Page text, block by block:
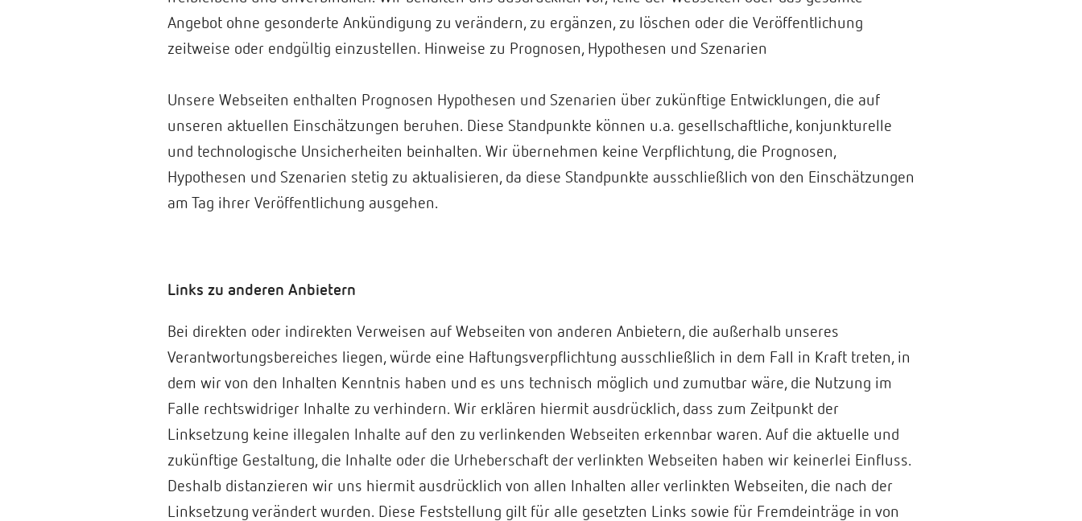
Angebot ohne gesonderte Ankündigung zu verändern, zu ergänzen, zu löschen oder die Veröffentlichung
zeitweise oder endgültig einzustellen. Hinweise zu Prognosen, Hypothesen und Szenarien
Unsere Webseiten enthalten Prognosen Hypothesen und Szenarien über zukünftige Entwicklungen, die auf
unseren aktuellen Einschätzungen beruhen. Diese Standpunkte können u.a. gesellschaftliche, konjunkturelle
und technologische Unsicherheiten beinhalten. Wir übernehmen keine Verpflichtung, die Prognosen,
Hypothesen und Szenarien stetig zu aktualisieren, da diese Standpunkte ausschließlich von den Einschätzungen
am Tag ihrer Veröffentlichung ausgehen.
Links zu anderen Anbietern
Bei direkten oder indirekten Verweisen auf Webseiten von anderen Anbietern, die außerhalb unseres
Verantwortungsbereiches liegen, würde eine Haftungsverpflichtung ausschließlich in dem Fall in Kraft treten, in
dem wir von den Inhalten Kenntnis haben und es uns technisch möglich und zumutbar wäre, die Nutzung im
Falle rechtswidriger Inhalte zu verhindern. Wir erklären hiermit ausdrücklich, dass zum Zeitpunkt der
Linksetzung keine illegalen Inhalte auf den zu verlinkenden Webseiten erkennbar waren. Auf die aktuelle und
zukünftige Gestaltung, die Inhalte oder die Urheberschaft der verlinkten Webseiten haben wir keinerlei Einfluss.
Deshalb distanzieren wir uns hiermit ausdrücklich von allen Inhalten aller verlinkten Webseiten, die nach der
Linksetzung verändert wurden. Diese Feststellung gilt für alle gesetzten Links sowie für Fremdeinträge in von